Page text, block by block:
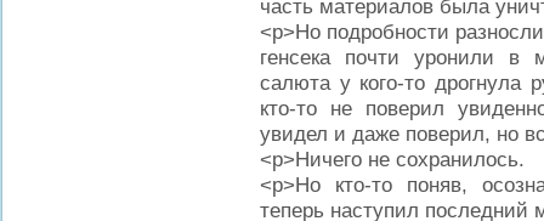
часть материалов была
<p>Но подробности
генсека почти уронили в
салюта у кого-то дрогнула
кто-то не поверил
увидел и даже поверил, но
<p>Ничего не сохранилось.
<p>Но кто-то поняв,
теперь наступил последний